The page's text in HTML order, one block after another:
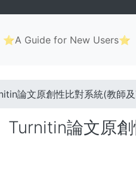
Main
navigation
⭐A Guide for New Users⭐
論文原創性比對系統(教師
Turnitin論文原